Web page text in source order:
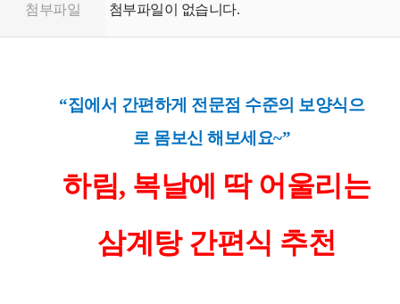
첨부파일 첨부파일이 없습니다.
“집에서 간편하게 전문점 수준의 보양식으
로 몸보신 해보세요~”
하림, 복날에 딱 어울리는
삼계탕 간편식 추천